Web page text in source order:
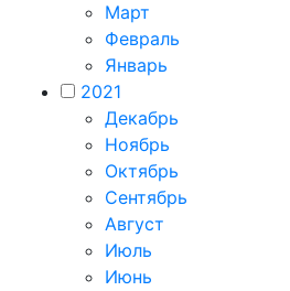
Март
Февраль
Январь
2021
Декабрь
Ноябрь
Октябрь
Сентябрь
Август
Июль
Июнь